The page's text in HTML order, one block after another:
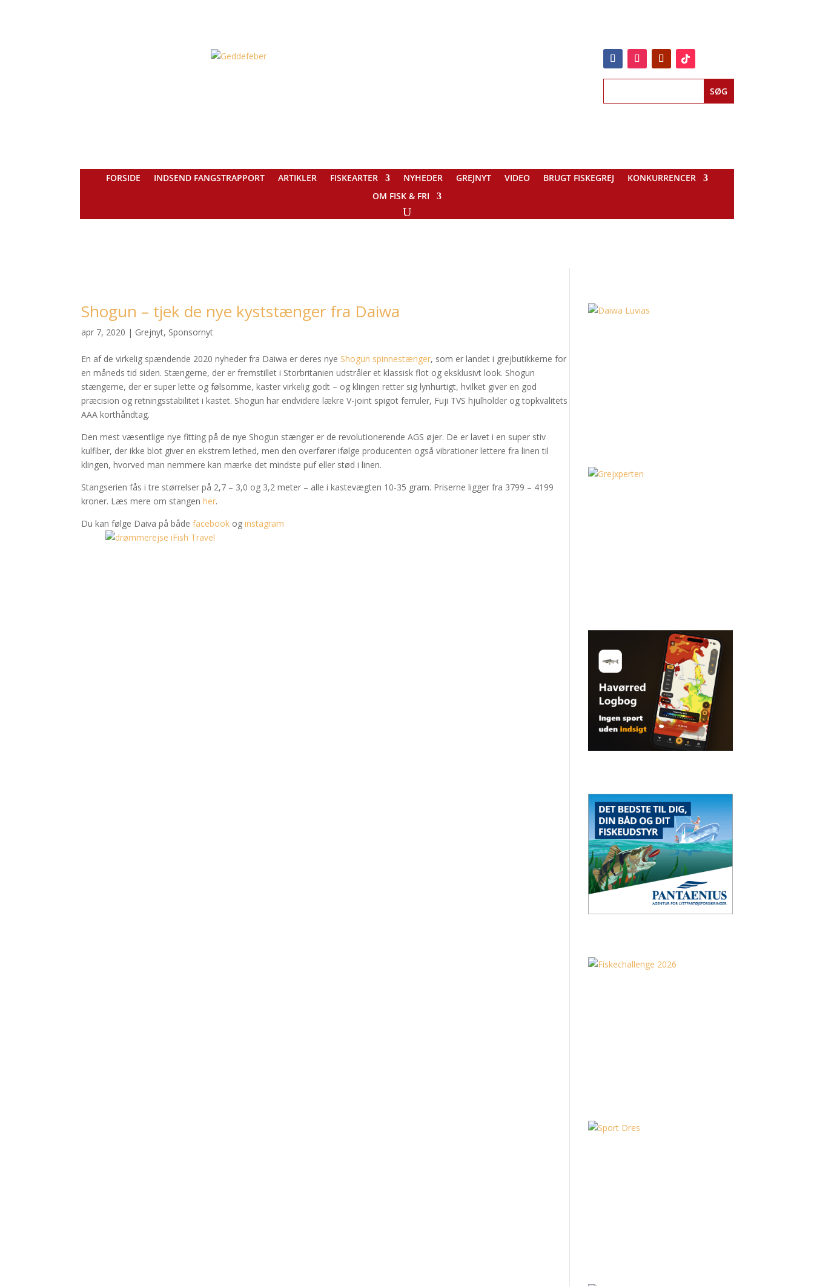
FORSIDE INDSEND FANGSTRAPPORT ARTIKLER FISKEARTER NYHEDER GREJNYT VIDEO BRUGT FISKEGREJ
KONKURRENCER
OM FISK & FRI
Shogun – tjek de nye kyststænger fra Daiwa
apr 7, 2020 | Grejnyt, Sponsornyt
En af de virkelig spændende 2020 nyheder fra Daiwa er deres nye Shogun spinnestænger, som er landet i grejbutikkerne for
en måneds tid siden. Stængerne, der er fremstillet i Storbritanien udstråler et klassisk flot og eksklusivt look. Shogun
stængerne, der er super lette og følsomme, kaster virkelig godt – og klingen retter sig lynhurtigt, hvilket giver en god
præcision og retningsstabilitet i kastet. Shogun har endvidere lækre V-joint spigot ferruler, Fuji TVS hjulholder og topkvalitets
AAA korthåndtag.
Den mest væsentlige nye fitting på de nye Shogun stænger er de revolutionerende AGS øjer. De er lavet i en super stiv
kulfiber, der ikke blot giver en ekstrem lethed, men den overfører ifølge producenten også vibrationer lettere fra linen til
klingen, hvorved man nemmere kan mærke det mindste puf eller stød i linen.
Stangserien fås i tre størrelser på 2,7 – 3,0 og 3,2 meter – alle i kastevægten 10-35 gram. Priserne ligger fra 3799 – 4199
kroner. Læs mere om stangenher.
Du kan følge Daiva på bådefacebook oginstagram